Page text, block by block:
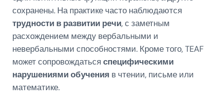
сохранены. На практике часто наблюдаются
трудности в развитии речи, с заметным
расхождением между вербальными и
невербальными способностями. Кроме того, TEAF
может сопровождаться специфическими
нарушениями обучения в чтении, письме или
математике.